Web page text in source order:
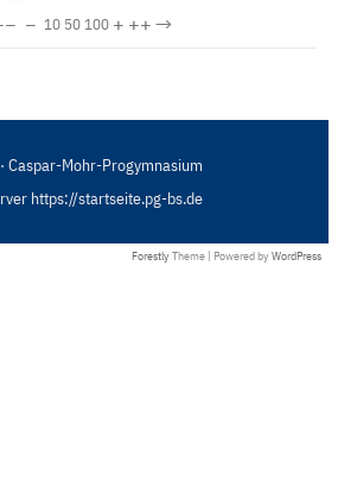
− 10 50100 + ++→
Caspar-Mohr-Progymnasium
https://startseite.pg-bs.de
Forestly Theme | Powered by WordPress